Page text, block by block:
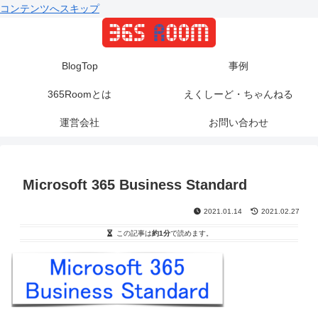
コンテンツへスキップ
BlogTop 事例
365Roomとは えくしーど・ちゃんねる
運営会社 お問い合わせ
Microsoft 365 Business Standard
2021.01.14 2021.02.27
この記事は約1分で読めます。